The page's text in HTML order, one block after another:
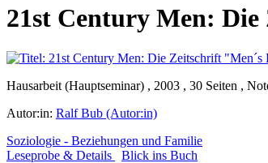
21st Century Men:
Hausarbeit (Hauptseminar) , 2003 , 30 Seiten ,
Autor:in: Ralf Bub (Autor:in)
Soziologie - Beziehungen und Familie
Leseprobe & Details
Blick ins Buch